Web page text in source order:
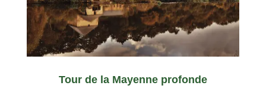
Tour de la Mayenne profonde